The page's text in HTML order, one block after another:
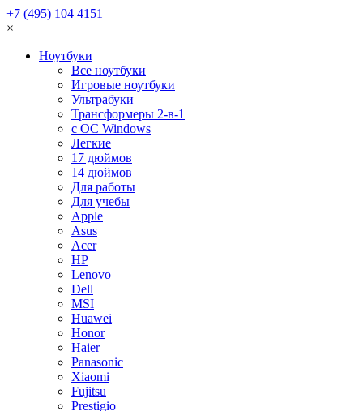
+7 (495) 104 4151
×
Ноутбуки
Все ноутбуки
Игровые ноутбуки
Ультрабуки
Трансформеры 2-в-1
с ОС Windows
Легкие
17 дюймов
14 дюймов
Для работы
Для учебы
Apple
Asus
Acer
HP
Lenovo
Dell
MSI
Huawei
Honor
Haier
Panasonic
Xiaomi
Fujitsu
Prestigio